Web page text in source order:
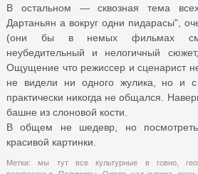
В остальном — сквозная тема
Дартаньян а вокруг одни пидарасы",
(они бы в немых фильмах
неубедительный и нелогичный
Ощущение что режиссер и сценарист
не видели ни одного жулика, но и
практически никогда не общался.
башне из слоновой кости.
В общем не шедевр, но
красивой картинки.
Метки:мы тут все культурные в говно ,